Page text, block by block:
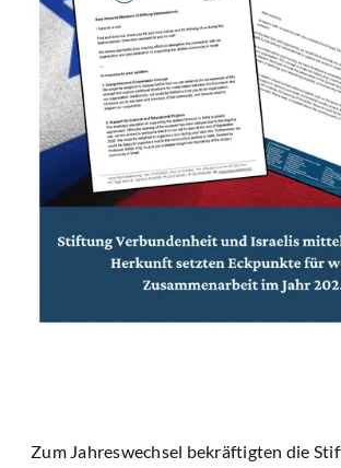
Zum Jahreswechsel bekräftigten die